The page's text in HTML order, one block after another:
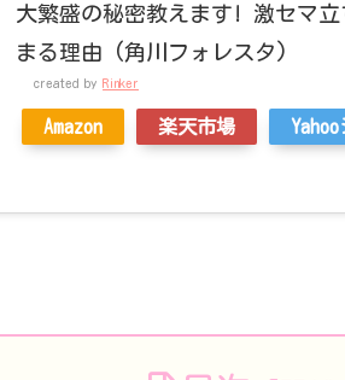
大繁盛の秘密教えます! 激セマ
まる理由 (角川フォレスタ)
created by Rinker
Amazon 楽天市場